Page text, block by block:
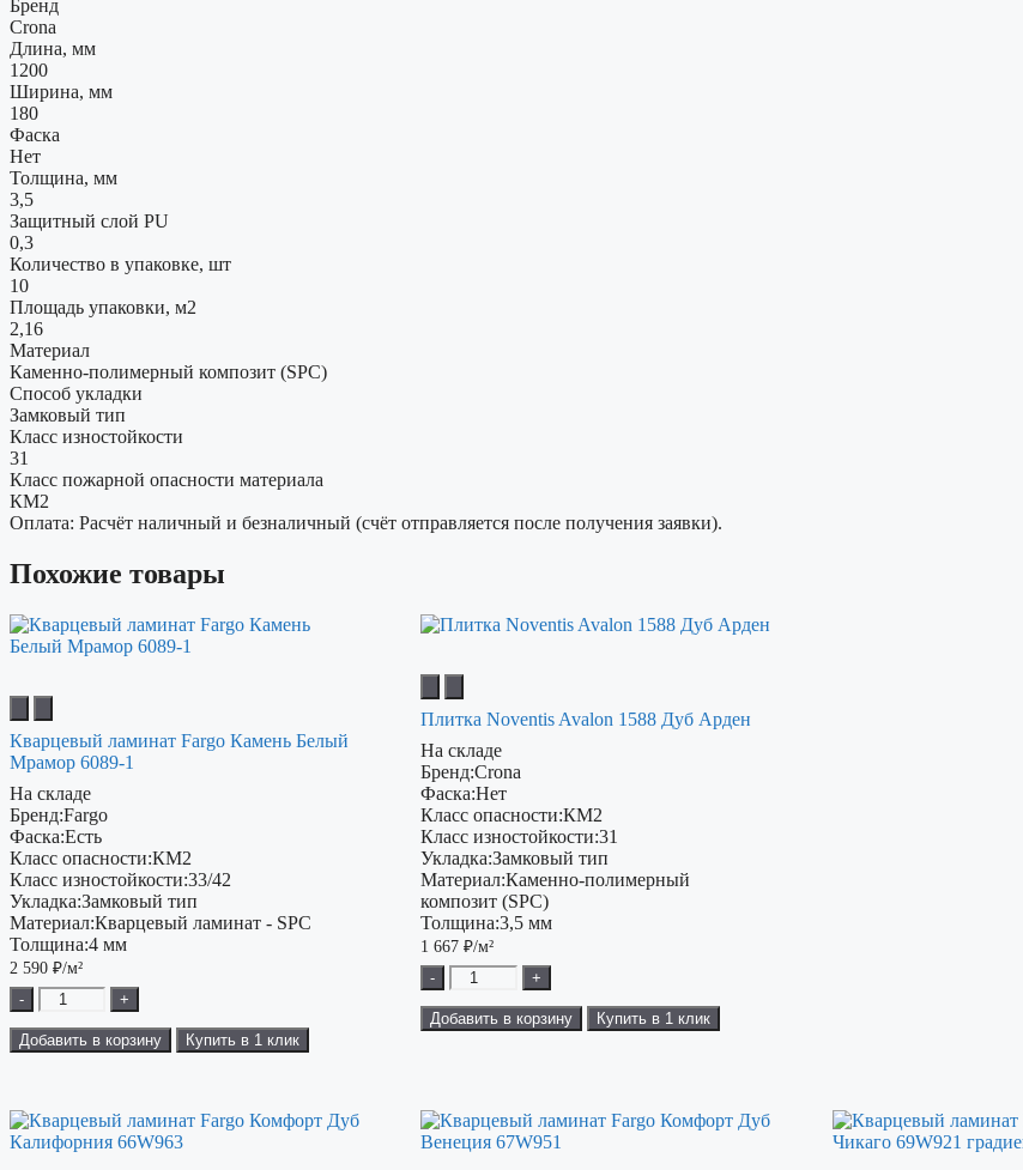
Бренд
Crona
Длина, мм
1200
Ширина, мм
180
Фаска
Нет
Толщина, мм
3,5
Защитный слой PU
0,3
Количество в упаковке, шт
10
Площадь упаковки, м2
2,16
Материал
Каменно-полимерный композит (SPC)
Способ укладки
Замковый тип
Класс изностойкости
31
Класс пожарной опасности материала
КМ2
Оплата: Расчёт наличный и безналичный (счёт отправляется после получения заявки).
Похожие товары
Кварцевый ламинат Fargo Камень Белый
Мрамор 6089-1
На складе
Бренд:Fargo
Фаска:Есть
Класс опасности:КМ2
Класс изностойкости:33/42
Укладка:Замковый тип
Материал:Кварцевый ламинат - SPC
Толщина:4 мм
2 590 ₽/м²
-
+
Добавить в корзину Купить в 1 клик
Плитка Noventis Avalon 1588 Дуб Арден
На складе
Бренд:Crona
Фаска:Нет
Класс опасности:КМ2
Класс изностойкости:31
Укладка:Замковый тип
Материал:Каменно-полимерный
композит (SPC)
Толщина:3,5 мм
1 667₽/м²
-
+
Добавить в корзину Купить в 1 клик